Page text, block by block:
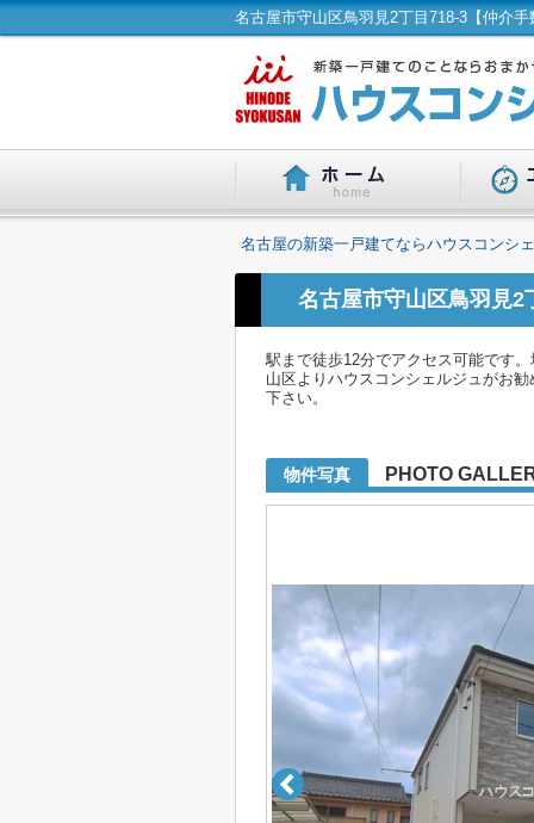
名古屋の新築一戸建てならハウスコンシ
名古屋市守山区鳥羽見2
駅まで徒歩12分でアクセス可能です
山区よりハウスコンシェルジュがお
下さい。
物件写真 PHOTO